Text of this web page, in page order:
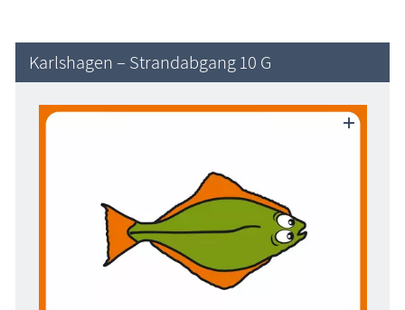
Wissenswertes
Veranstaltungen
Karlshagen – Strandabgang 10 G